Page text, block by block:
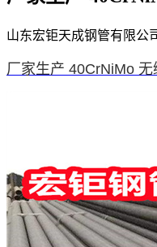
山东宏钜天成钢管有限公
厂家生产 40CrNiMo